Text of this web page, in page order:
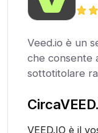
Veed.io è un
che consente
sottotitolare
Circa
VEED.IO è il